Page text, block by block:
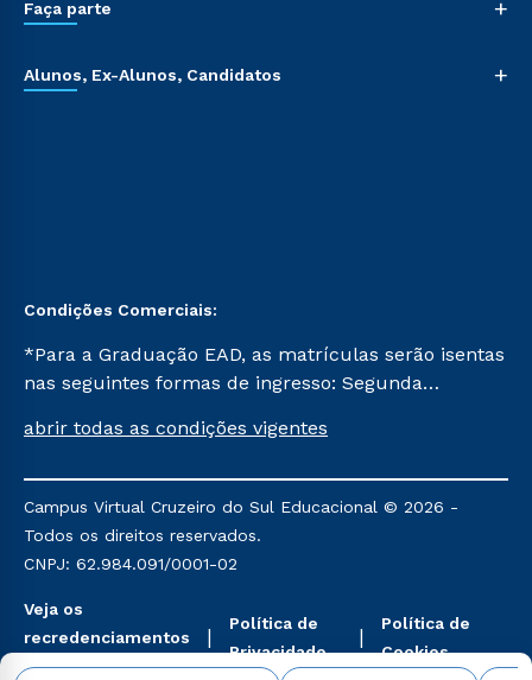
Faça parte +
Alunos, Ex-Alunos, Candidatos +
Condições Comerciais:
*Para a Graduação EAD, as matrículas serão isentas
nas seguintes formas de ingresso: Segunda
Já para as demais, a taxa de matrícula será de R$
mencionadas são referentes aos cursos: Ensino
Religioso, Geografia para a Docência e Metodologia
do Ensino de História: Questões Atuais.
abrir todas as condições vigentes
Campus Virtual Cruzeiro do Sul Educacional © 2026 -
Todos os direitos reservados.
CNPJ: 62.984.091/0001-02
Veja os
recredenciamentos
aqui
Política de
Privacidade
Política de
Cookies